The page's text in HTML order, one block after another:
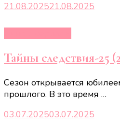
21.08.202521.08.2025
Тайны следствия-25
Сезон открывается
прошлого. В это время …
03.07.202503.07.2025